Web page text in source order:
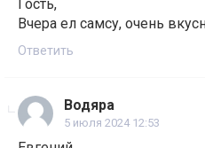
Гость,
Вчера ел самсу, очень
Ответить
Водяра
5 июля 2024 12:53